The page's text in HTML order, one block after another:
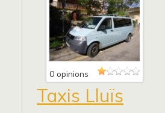
0 opinions
Taxis Lluïs